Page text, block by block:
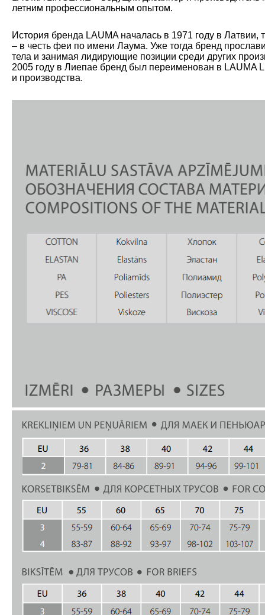
летним профессиональным опытом.
История бренда LAUMA началась в 1971 году в
– в честь феи по имени Лаума. Уже тогда бренд
тела и занимая лидирующие позиции среди других
2005 году в Лиепае бренд был переименован в LAUMA
и производства.